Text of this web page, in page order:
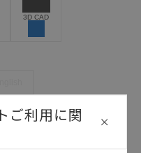
、および本製品が全
用に際しては機器・装
えご使用ください。・
現在では入手困難なも
誤字、脱字が含まれ
ください。
3D CAD
ご利用に関